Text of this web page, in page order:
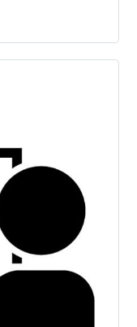
。 2021年 117分